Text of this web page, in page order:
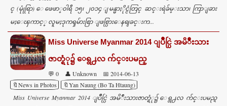
င္ (မုုံရြာ) ေဖေဖာ္၀ါရီ ၁၅၊ ၂၀၁၄ ျမန္မာႏိုင္ငံတြင္ ဆင္းရဲခ်မ္းသာ၊ ကြာျခား
မႈေၾကာင့္ လူမႈဒုကၡမ်ားစြာ ျဖစ္ပြားေနရျခင္းက...
Miss Universe Myanmar 2014 ျပိဳင္ပြဲ အမိ်ဳးသား
ဇာတ္ရံု၌ ေရွ႕လ က်င္းပမည္
💬 0 👤 Unknown
📅 2014-06-13
🔖News in Photos
🔖Yan Naung (Bo Ta Htaung)
Miss Universe Myanmar 2014 ျပိဳင္ပြဲ အမိ်ဳးသားဇာတ္ရံု၌ ေရွ႕လ က်င္းပမည္ရ